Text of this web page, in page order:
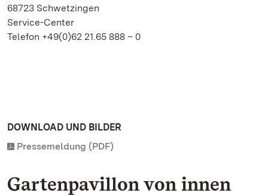
68723 Schwetzingen
Service-Center
Telefon +49(0)62 21.65 888 – 0
DOWNLOAD UND BILDER
Pressemeldung (PDF)
Gartenpavillon von innen